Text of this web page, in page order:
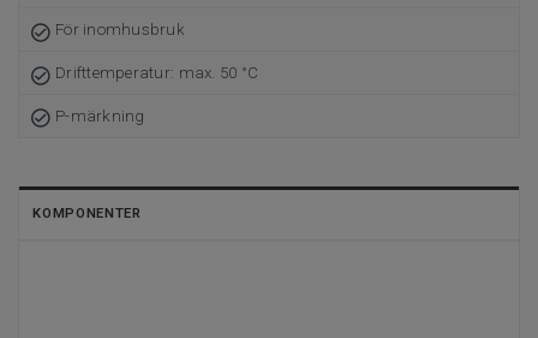
För inomhusbruk
Drifttemperatur: max. 50 °C
P-märkning
KOMPONENTER